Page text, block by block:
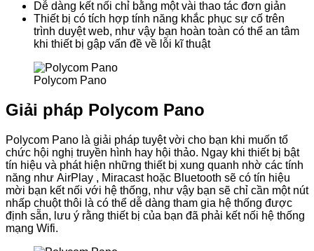
Dễ dàng kết nối chỉ bằng một vài thao tác đơn giản
Thiết bị có tích hợp tính năng khắc phục sự cố trên
trình duyệt web, như vậy bạn hoàn toàn có thể an tâm
khi thiết bị gập vấn đề về lỗi kĩ thuật
Polycom Pano
Giải pháp Polycom Pano
Polycom Pano là giải pháp tuyệt vời cho bạn khi muốn tổ
chức hội nghị truyền hình hay hội thảo. Ngay khi thiết bị bật
tín hiệu và phát hiện những thiết bị xung quanh nhờ các tính
năng như AirPlay , Miracast hoặc Bluetooth sẽ có tín hiệu
mời bạn kết nối với hệ thống, như vậy bạn sẽ chỉ cần một nút
nhấp chuột thôi là có thể dễ dàng tham gia hệ thống được
định sẵn, lưu ý rằng thiết bị của bạn đã phải kết nối hệ thống
mạng Wifi.